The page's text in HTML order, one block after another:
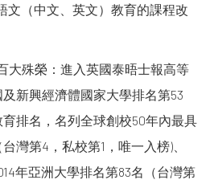
文（中文、英文）教育的課程改
大殊榮：進入英國泰晤士報高等
新興經濟體國家大學排名第53
排名，名列全球創校50年內最具
灣第4，私校第1，唯一入榜)、
年亞洲大學排名第83名（台灣第